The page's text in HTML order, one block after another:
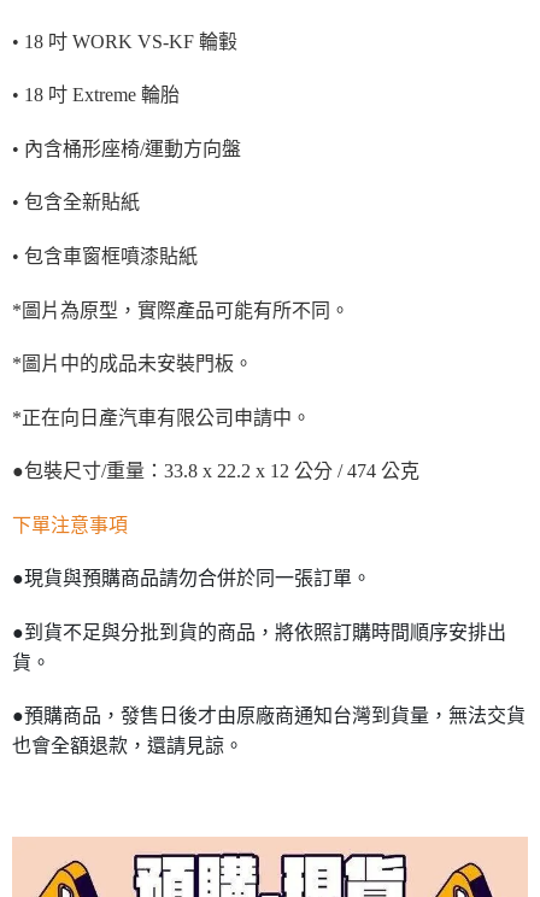
• 18 吋 WORK VS-KF 輪轂
• 18 吋 Extreme 輪胎
• 內含桶形座椅/運動方向盤
• 包含全新貼紙
• 包含車窗框噴漆貼紙
*圖片為原型，實際產品可能有所不同。
*圖片中的成品未安裝門板。
*正在向日產汽車有限公司申請中。
●包裝尺寸/重量：33.8 x 22.2 x 12 公分 / 474 公克
下單注意事項
●現貨與預購商品請勿合併於同一張訂單。
●到貨不足與分批到貨的商品，將依照訂購時間順序安排出
貨。
●預購商品，發售日後才由原廠商通知台灣到貨量，無法交貨
也會全額退款，還請見諒。